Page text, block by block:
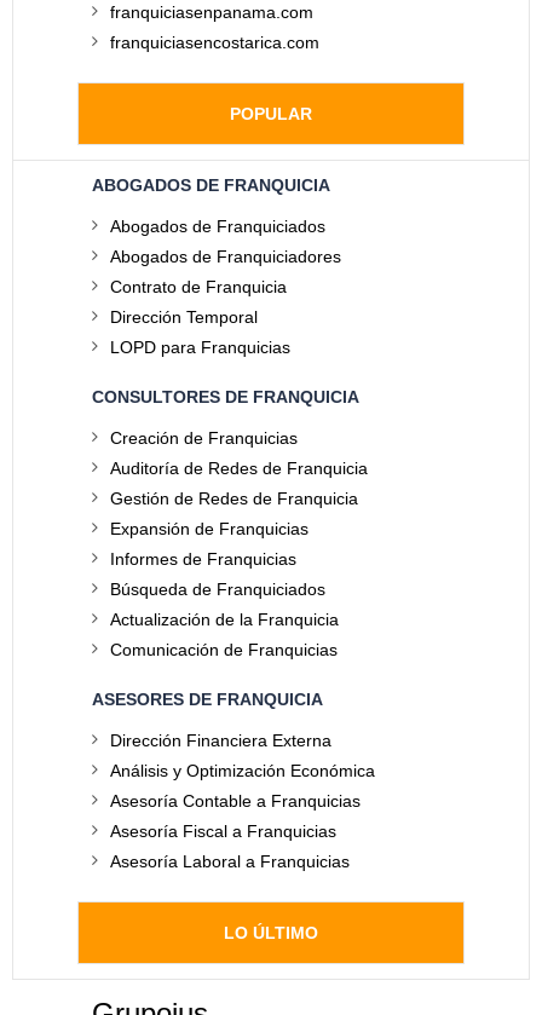
franquiciasenpanama.com
franquiciasencostarica.com
POPULAR
ABOGADOS DE FRANQUICIA
Abogados de Franquiciados
Abogados de Franquiciadores
Contrato de Franquicia
Dirección Temporal
LOPD para Franquicias
CONSULTORES DE FRANQUICIA
Creación de Franquicias
Auditoría de Redes de Franquicia
Gestión de Redes de Franquicia
Expansión de Franquicias
Informes de Franquicias
Búsqueda de Franquiciados
Actualización de la Franquicia
Comunicación de Franquicias
ASESORES DE FRANQUICIA
Dirección Financiera Externa
Análisis y Optimización Económica
Asesoría Contable a Franquicias
Asesoría Fiscal a Franquicias
Asesoría Laboral a Franquicias
LO ÚLTIMO